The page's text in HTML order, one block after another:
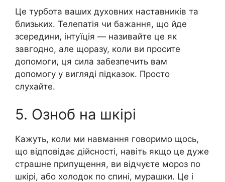
Це турбота ваших духовних наставників та
близьких. Телепатія чи бажання, що йде
зсередини, інтуїція — називайте це як
завгодно, але щоразу, коли ви просите
допомоги, ця сила забезпечить вам
допомогу у вигляді підказок. Просто
слухайте.
5. Озноб на шкірі
Кажуть, коли ми навмання говоримо щось,
що відповідає дійсності, навіть якщо це дуже
страшне припущення, ви відчуєте мороз по
шкірі, або холодок по спині, мурашки. Це і